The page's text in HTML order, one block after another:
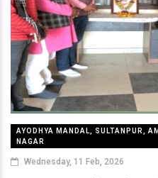
AYODHYA MANDAL, SULTANPUR,
NAGAR
Wednesday, 11 Feb, 2026